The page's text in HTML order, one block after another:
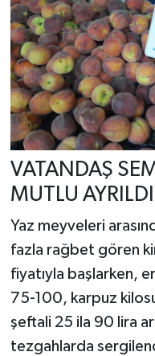
VATANDAŞ
MUTLU AYRILDI
Yaz meyveleri
fazla rağbet gören
fiyatıyla başlarken,
75-100, karpuz
şeftali 25 ila 90 lira
tezgahlarda